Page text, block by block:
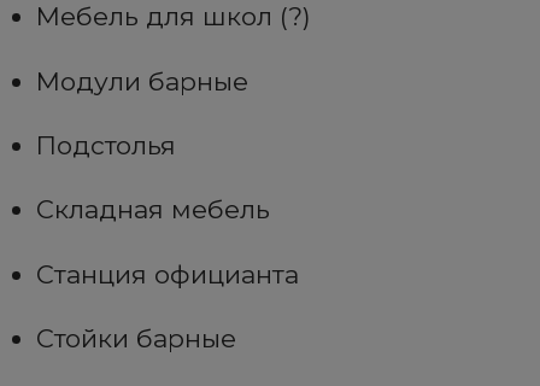
Мебель для школ (?)
Модули барные
Подстолья
Складная мебель
Станция официанта
Стойки барные